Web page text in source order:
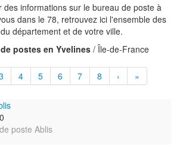
des informations sur le bureau de poste à
dans le 78, retrouvez ici l'ensemble des
département et de votre ville.
postes en Yvelines / Île-de-France
4 5 6 7 8 › »
poste Ablis